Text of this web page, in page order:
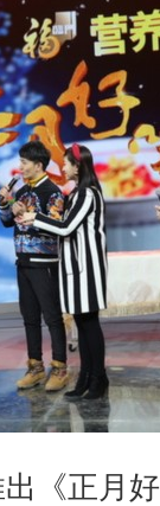
《正月